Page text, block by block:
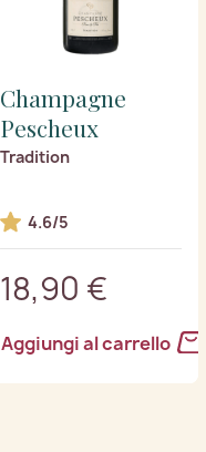
Champagne
Pescheux
Tradition
4.6/5
18,90 €
Aggiungi al carrello